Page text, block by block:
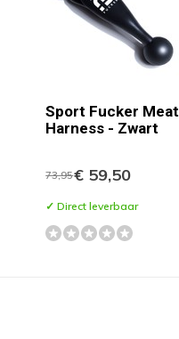
Sport Fucker Meat
Harness - Zwart
73,95€ 59,50
✓ Direct leverbaar